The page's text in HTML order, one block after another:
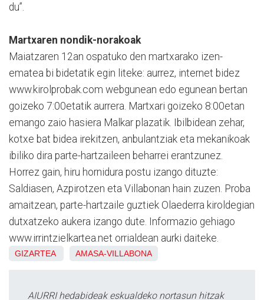
du”.
Martxaren nondik-norakoak
Maiatzaren 12an ospatuko den martxarako izen-
ematea bi bidetatik egin liteke: aurrez, internet bidez
www.kirolprobak.com webgunean edo egunean bertan
goizeko 7:00etatik aurrera. Martxari goizeko 8:00etan
emango zaio hasiera Malkar plazatik. Ibilbidean zehar,
kotxe bat bidea irekitzen, anbulantziak eta mekanikoak
ibiliko dira parte-hartzaileen beharrei erantzunez.
Horrez gain, hiru hornidura postu izango dituzte:
Saldiasen, Azpirotzen eta Villabonan hain zuzen. Proba
amaitzean, parte-hartzaile guztiek Olaederra kiroldegian
dutxatzeko aukera izango dute. Informazio gehiago
www.irrintzielkartea.net orrialdean aurki daiteke.
GIZARTEA AMASA-VILLABONA
AIURRI hedabideak eskualdeko nortasun hitzak